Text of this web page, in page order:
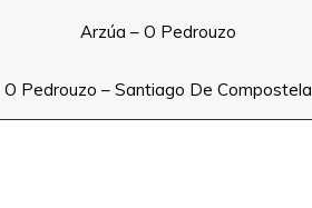
Arzúa – O Pedrouzo
O Pedrouzo – Santiago De Compostela